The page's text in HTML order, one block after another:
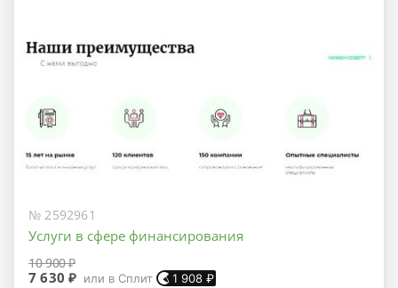
№ 2592961
Услуги в сфере финансирования
10 900 ₽
7 630 ₽ или в Сплит 1 908 ₽